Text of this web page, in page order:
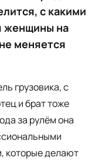
с какими
женщины на
меняется
грузовика, с
и брат тоже
за рулём она
которые делают